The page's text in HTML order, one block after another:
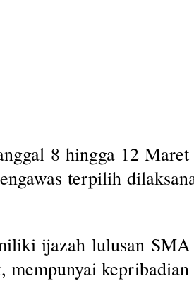
8 hingga 12
terpilih
ijazah lulusan